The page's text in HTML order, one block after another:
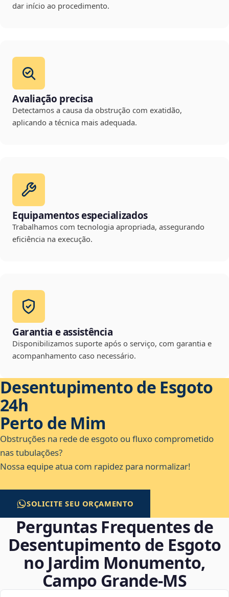
dar início ao procedimento.
Avaliação precisa
Detectamos a causa da obstrução com exatidão,
aplicando a técnica mais adequada.
Equipamentos especializados
Trabalhamos com tecnologia apropriada, assegurando
eficiência na execução.
Garantia e assistência
Disponibilizamos suporte após o serviço, com garantia e
acompanhamento caso necessário.
Desentupimento de Esgoto
24h
Perto de Mim
Obstruções na rede de esgoto ou fluxo comprometido
nas tubulações?
Nossa equipe atua com rapidez para normalizar!
SOLICITE SEU ORÇAMENTO
Perguntas Frequentes de
Desentupimento de Esgoto
no Jardim Monumento,
Campo Grande‑MS